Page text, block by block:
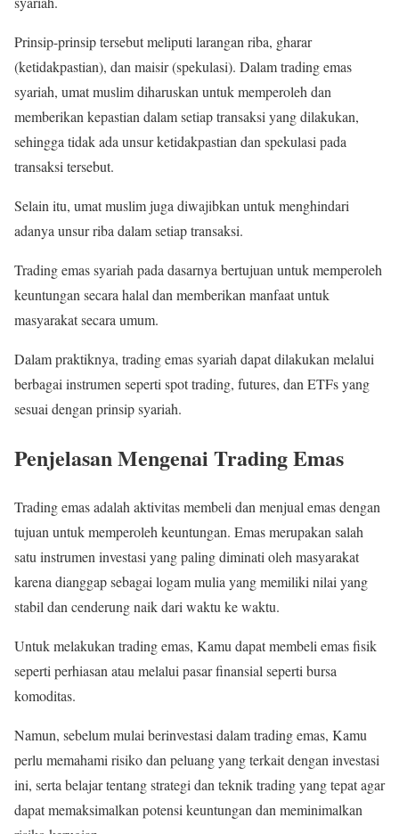
Prinsip-prinsip tersebut meliputi larangan riba, gharar
(ketidakpastian), dan maisir (spekulasi). Dalam trading emas
syariah, umat muslim diharuskan untuk memperoleh dan
memberikan kepastian dalam setiap transaksi yang dilakukan,
sehingga tidak ada unsur ketidakpastian dan spekulasi pada
transaksi tersebut.
Selain itu, umat muslim juga diwajibkan untuk menghindari
adanya unsur riba dalam setiap transaksi.
Trading emas syariah pada dasarnya bertujuan untuk memperoleh
keuntungan secara halal dan memberikan manfaat untuk
masyarakat secara umum.
Dalam praktiknya, trading emas syariah dapat dilakukan melalui
berbagai instrumen seperti spot trading, futures, dan ETFs yang
sesuai dengan prinsip syariah.
Penjelasan Mengenai Trading Emas
Trading emas adalah aktivitas membeli dan menjual emas dengan
tujuan untuk memperoleh keuntungan. Emas merupakan salah
satu instrumen investasi yang paling diminati oleh masyarakat
karena dianggap sebagai logam mulia yang memiliki nilai yang
stabil dan cenderung naik dari waktu ke waktu.
Untuk melakukan trading emas, Kamu dapat membeli emas fisik
seperti perhiasan atau melalui pasar finansial seperti bursa
komoditas.
Namun, sebelum mulai berinvestasi dalam trading emas, Kamu
perlu memahami risiko dan peluang yang terkait dengan investasi
ini, serta belajar tentang strategi dan teknik trading yang tepat agar
dapat memaksimalkan potensi keuntungan dan meminimalkan